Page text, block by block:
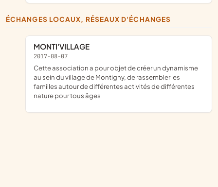
ÉCHANGES LOCAUX, RÉSEAUX D'ÉCHANGES
MONTI'VILLAGE
2017-08-07
cette association a pour objet de créer un dynamisme
au sein du village de Montigny, de rassembler les
familles autour de différentes activités de différentes
nature pour tous âges